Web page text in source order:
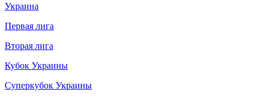
Украина
Первая лига
Вторая лига
Кубок Украины
Суперкубок Украины